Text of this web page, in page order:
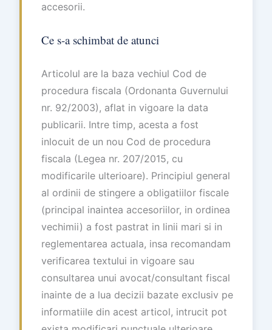
accesorii.
Ce s-a schimbat de atunci
Articolul are la baza vechiul Cod de
procedura fiscala (Ordonanta Guvernului
nr. 92/2003), aflat in vigoare la data
publicarii. Intre timp, acesta a fost
inlocuit de un nou Cod de procedura
fiscala (Legea nr. 207/2015, cu
modificarile ulterioare). Principiul general
al ordinii de stingere a obligatiilor fiscale
(principal inaintea accesoriilor, in ordinea
vechimii) a fost pastrat in linii mari si in
reglementarea actuala, insa recomandam
verificarea textului in vigoare sau
consultarea unui avocat/consultant fiscal
inainte de a lua decizii bazate exclusiv pe
informatiile din acest articol, intrucit pot